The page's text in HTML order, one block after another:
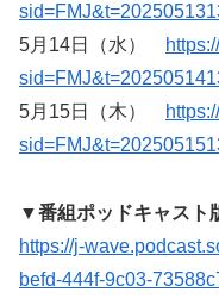
5月14日（水）
5月15日（木）
▼番組ポッドキャスト
https://j-
befd-444f-9c03-